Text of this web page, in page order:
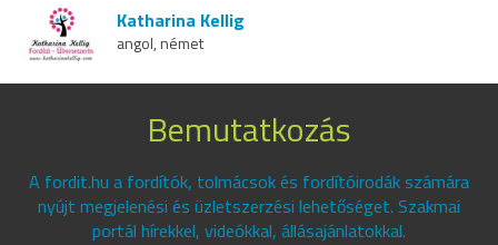
Katharina Kellig
angol, német
Bemutatkozás
A fordit.hu a fordítók, tolmácsok és fordítóirodák számára
nyújt megjelenési és üzletszerzési lehetőséget. Szakmai
portál hírekkel, videókkal, állásajánlatokkal.